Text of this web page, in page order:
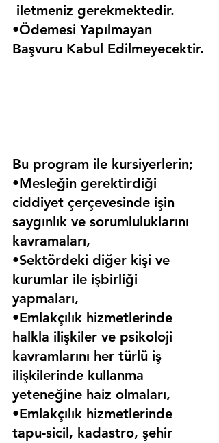
iletmeniz gerekmektedir.
•Ödemesi Yapılmayan
Başvuru Kabul Edilmeyecektir.
Bu program ile kursiyerlerin;
•Mesleğin gerektirdiği
ciddiyet çerçevesinde işin
saygınlık ve sorumluluklarını
kavramaları,
•Sektördeki diğer kişi ve
kurumlar ile işbirliği
yapmaları,
•Emlakçılık hizmetlerinde
halkla ilişkiler ve psikoloji
kavramlarını her türlü iş
ilişkilerinde kullanma
yeteneğine haiz olmaları,
•Emlakçılık hizmetlerinde
tapu-sicil, kadastro, şehir